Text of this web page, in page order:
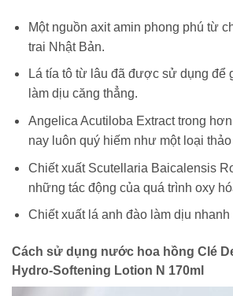
Một nguồn axit amin phong phú từ
trai Nhật Bản.
Lá tía tô từ lâu đã được sử dụng để
làm dịu căng thẳng.
Angelica Acutiloba Extract trong
nay luôn quý hiếm như một loại
Chiết xuất Scutellaria Baicalensis
những tác động của quá trình oxy
Chiết xuất lá anh đào làm dịu nhanh
Cách sử dụng nước hoa hồng Clé
Hydro-Softening Lotion N 170ml